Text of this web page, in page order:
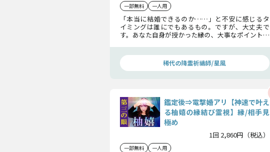
一部無料 一人用
「本当に結婚できるのか……」と不安に感じるタ
イミングは誰にでもあるもの。ですが、大丈夫で
す。あなた自身が授かった縁の、大事なポイントを
イントをお教えしましょう。
稀代の降霊祈禱師/星風
鑑定後⇒電撃婚アリ【神速で叶え
る柚嬉の縁結び霊視】縁/相手見
極め
1回 2,860円（税込）
一部無料 一人用